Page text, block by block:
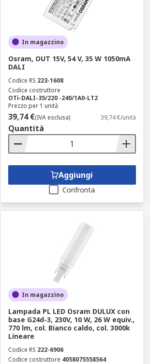
In magazzino
Osram, OUT 15V, 54 V, 35 W 1050mA
DALI
Codice RS 223-1608
Codice costruttore
OTi-DALI-35/220 -240/1A0-LT2
Prezzo per 1 unità
39,74 €(IVA esclusa) 39,74 €/unità
Quantità
Aggiungi
Confronta
In magazzino
Lampada PL LED Osram DULUX con
base G24d-3, 230V, 10 W, 26 W equiv.,
770 lm, col. Bianco caldo, col. 3000k
Lineare
Codice RS 222-6906
Codice costruttore 4058075558564